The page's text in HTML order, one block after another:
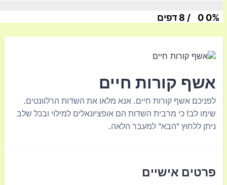
0%
0
/
8 דפים
אשף קורות חיים
לפניכם אשף קורות חיים. אנא מלאו את השדות הרלוונטים.
שימו לב! כי מרבית השדות הם אופציונאלים למילוי ובכל שלב
ניתן ללחוץ "הבא" למעבר הלאה.
פרטים אישיים